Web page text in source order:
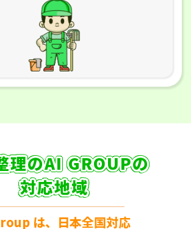
理のAI GROUPの
対応地域
は、日本全国対応